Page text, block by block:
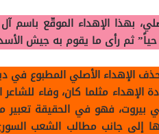
بهذا الإهداء الموقّع
حياً” ثم رأى ما يقوم به جيش
الإهداء الأصلي المطبوع في
الإهداء مثلما كان، وفاء
الأولى عام 1978، في بيروت، فهو في